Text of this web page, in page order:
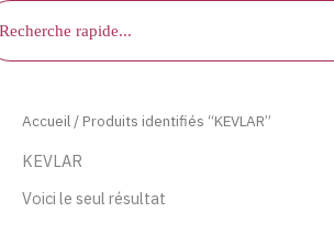
au
contenu
Accueil / Produits identifiés “KEVLAR”
KEVLAR
Voici le seul résultat